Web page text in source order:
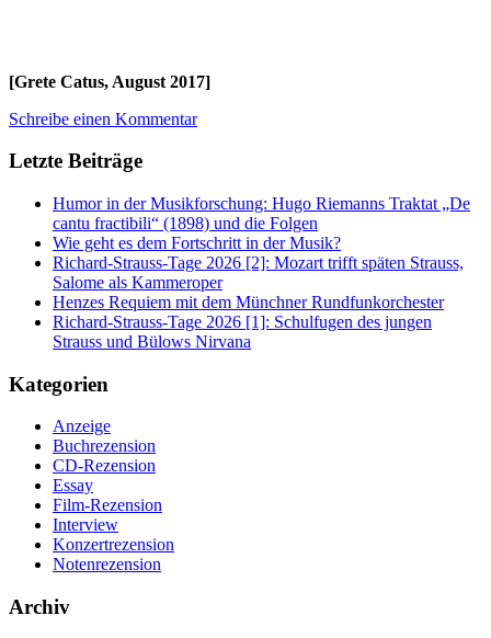
[Grete Catus, August 2017]
Schreibe einen Kommentar
Letzte Beiträge
Humor in der Musikforschung: Hugo Riemanns Traktat „De
cantu fractibili“ (1898) und die Folgen
Wie geht es dem Fortschritt in der Musik?
Richard-Strauss-Tage 2026 [2]: Mozart trifft späten Strauss,
Salome als Kammeroper
Henzes Requiem mit dem Münchner Rundfunkorchester
Richard-Strauss-Tage 2026 [1]: Schulfugen des jungen
Strauss und Bülows Nirvana
Kategorien
Anzeige
Buchrezension
CD-Rezension
Essay
Film-Rezension
Interview
Konzertrezension
Notenrezension
Archiv